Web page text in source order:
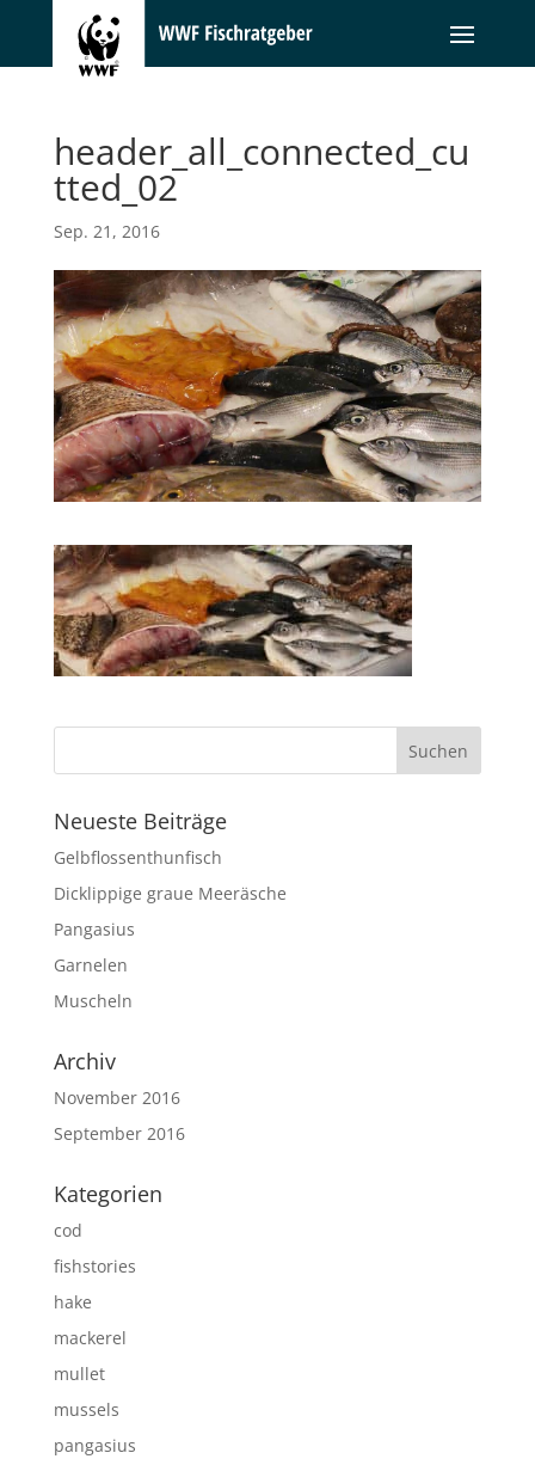
header_all_connected_cu
tted_02
Sep. 21, 2016
Neueste Beiträge
Gelbflossenthunfisch
Dicklippige graue Meeräsche
Pangasius
Garnelen
Muscheln
Archiv
November 2016
September 2016
Kategorien
cod
fishstories
hake
mackerel
mullet
mussels
pangasius